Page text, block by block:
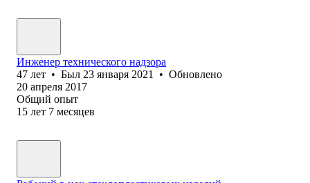
Инженер технического надзора
47 лет • Был 23 января 2021 • Обновлено
20 апреля 2017
Общий опыт
15 лет 7 месяцев